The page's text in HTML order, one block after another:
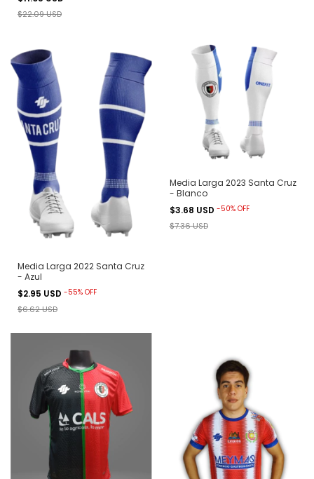
$22.09 USD
Media Larga 2022 Santa Cruz
- Azul
$2.95 USD -55% OFF
$6.62 USD
Media Larga 2023 Santa Cruz
- Blanco
$3.68 USD -50% OFF
$7.36 USD